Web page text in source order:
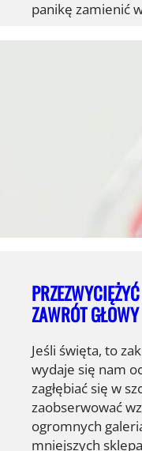
panikę zamienić
ZAWRÓT GŁOWY
Jeśli święta, to
wydaje się nam
zagłębiać się w
zaobserwować
ogromnych
mniejszych